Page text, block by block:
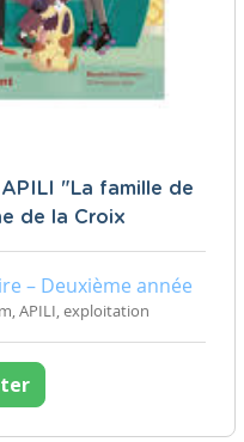
"La famille de
de la Croix
– Deuxième année
APILI, exploitation